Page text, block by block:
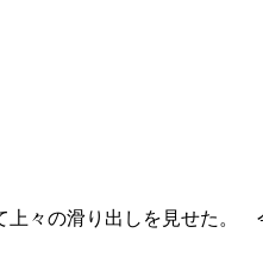
々の滑り出しを見せた。